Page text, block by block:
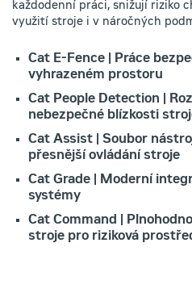
každodenní práci, snižují riziko
využití stroje i v náročných
Cat E-Fence | Práce
vyhrazeném prostoru
Cat People Detection |
nebezpečné blízkosti
Cat Assist | Soubor
přesnější ovládání stroje
Cat Grade | Moderní
systémy
Cat Command |
stroje pro riziková